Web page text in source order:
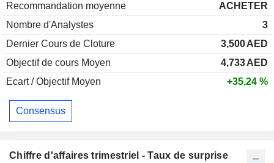
Recommandation moyenne
ACHETER
Nombre d'Analystes
3
Dernier Cours de Cloture
3,500AED
Objectif de cours Moyen
4,733AED
Ecart / Objectif Moyen
+35,24 %
Consensus
Chiffre d'affaires trimestriel - Taux de surprise